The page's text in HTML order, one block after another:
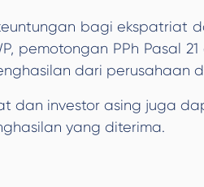
bagi ekspatriat
pemotongan PPh Pasal
dari perusahaan
dan investor asing juga
yang diterima.